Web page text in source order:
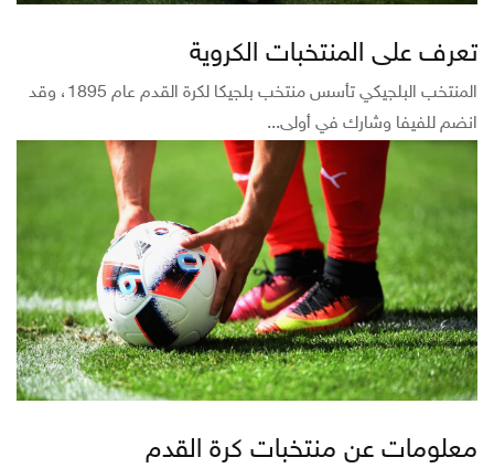
تعرف على المنتخبات الكروية
المنتخب البلجيكي تأسس منتخب بلجيكا لكرة القدم عام 1895، وقد
انضم للفيفا وشارك في أولى...
معلومات عن منتخبات كرة القدم